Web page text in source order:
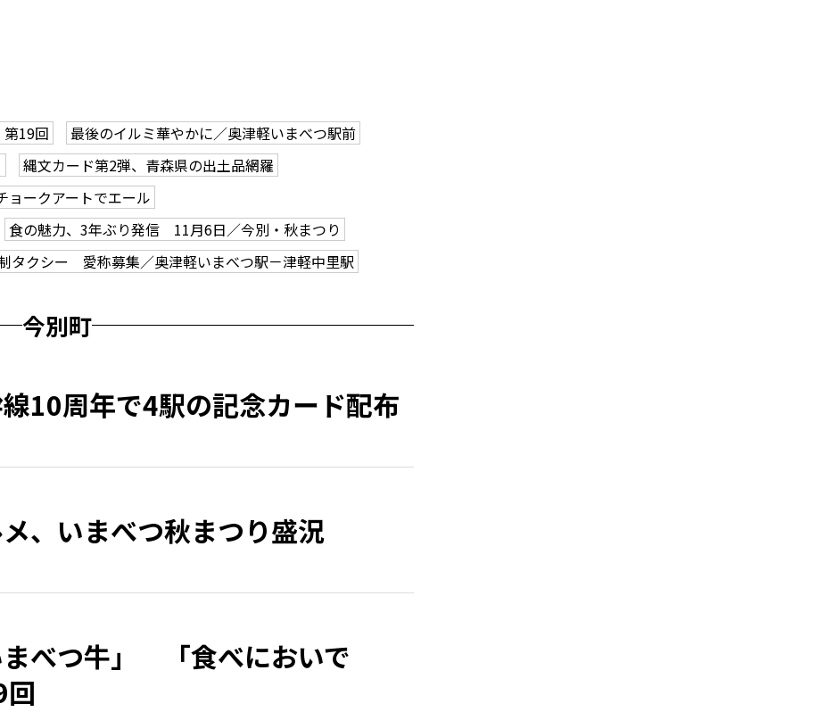
19回
最後のイルミ華やかに／奥津軽いまべつ駅前
縄文カード第2弾、青森県の出土品網羅
ョークアートでエール
食の魅力、3年ぶり発信 11月6日／今別・秋まつり
タクシー 愛称募集／奥津軽いまべつ駅－津軽中里駅
今別町
10周年で4駅の記念カード配布
、いまべつ秋まつり盛況
べつ牛」 「食べにおいで